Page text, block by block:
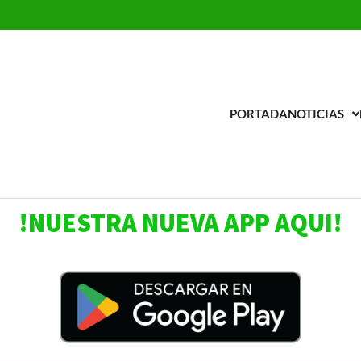
PORTADANOTICIAS
!NUESTRA NUEVA APP AQUI!